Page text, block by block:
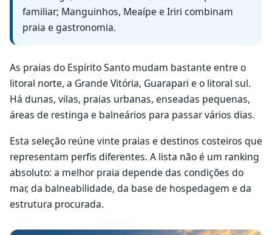
familiar; Manguinhos, Meaípe e Iriri combinam
praia e gastronomia.
As praias do Espírito Santo mudam bastante entre o
litoral norte, a Grande Vitória, Guarapari e o litoral sul.
Há dunas, vilas, praias urbanas, enseadas pequenas,
áreas de restinga e balneários para passar vários dias.
Esta seleção reúne vinte praias e destinos costeiros que
representam perfis diferentes. A lista não é um ranking
absoluto: a melhor praia depende das condições do
mar, da balneabilidade, da base de hospedagem e da
estrutura procurada.